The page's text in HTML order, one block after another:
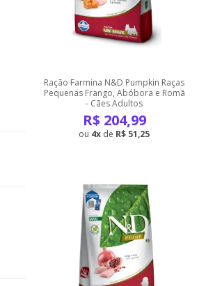
Ração Farmina N&D Pumpkin Raças
Pequenas Frango, Abóbora e Romã
- Cães Adultos
R$ 204,99
4 de R$ 51,25